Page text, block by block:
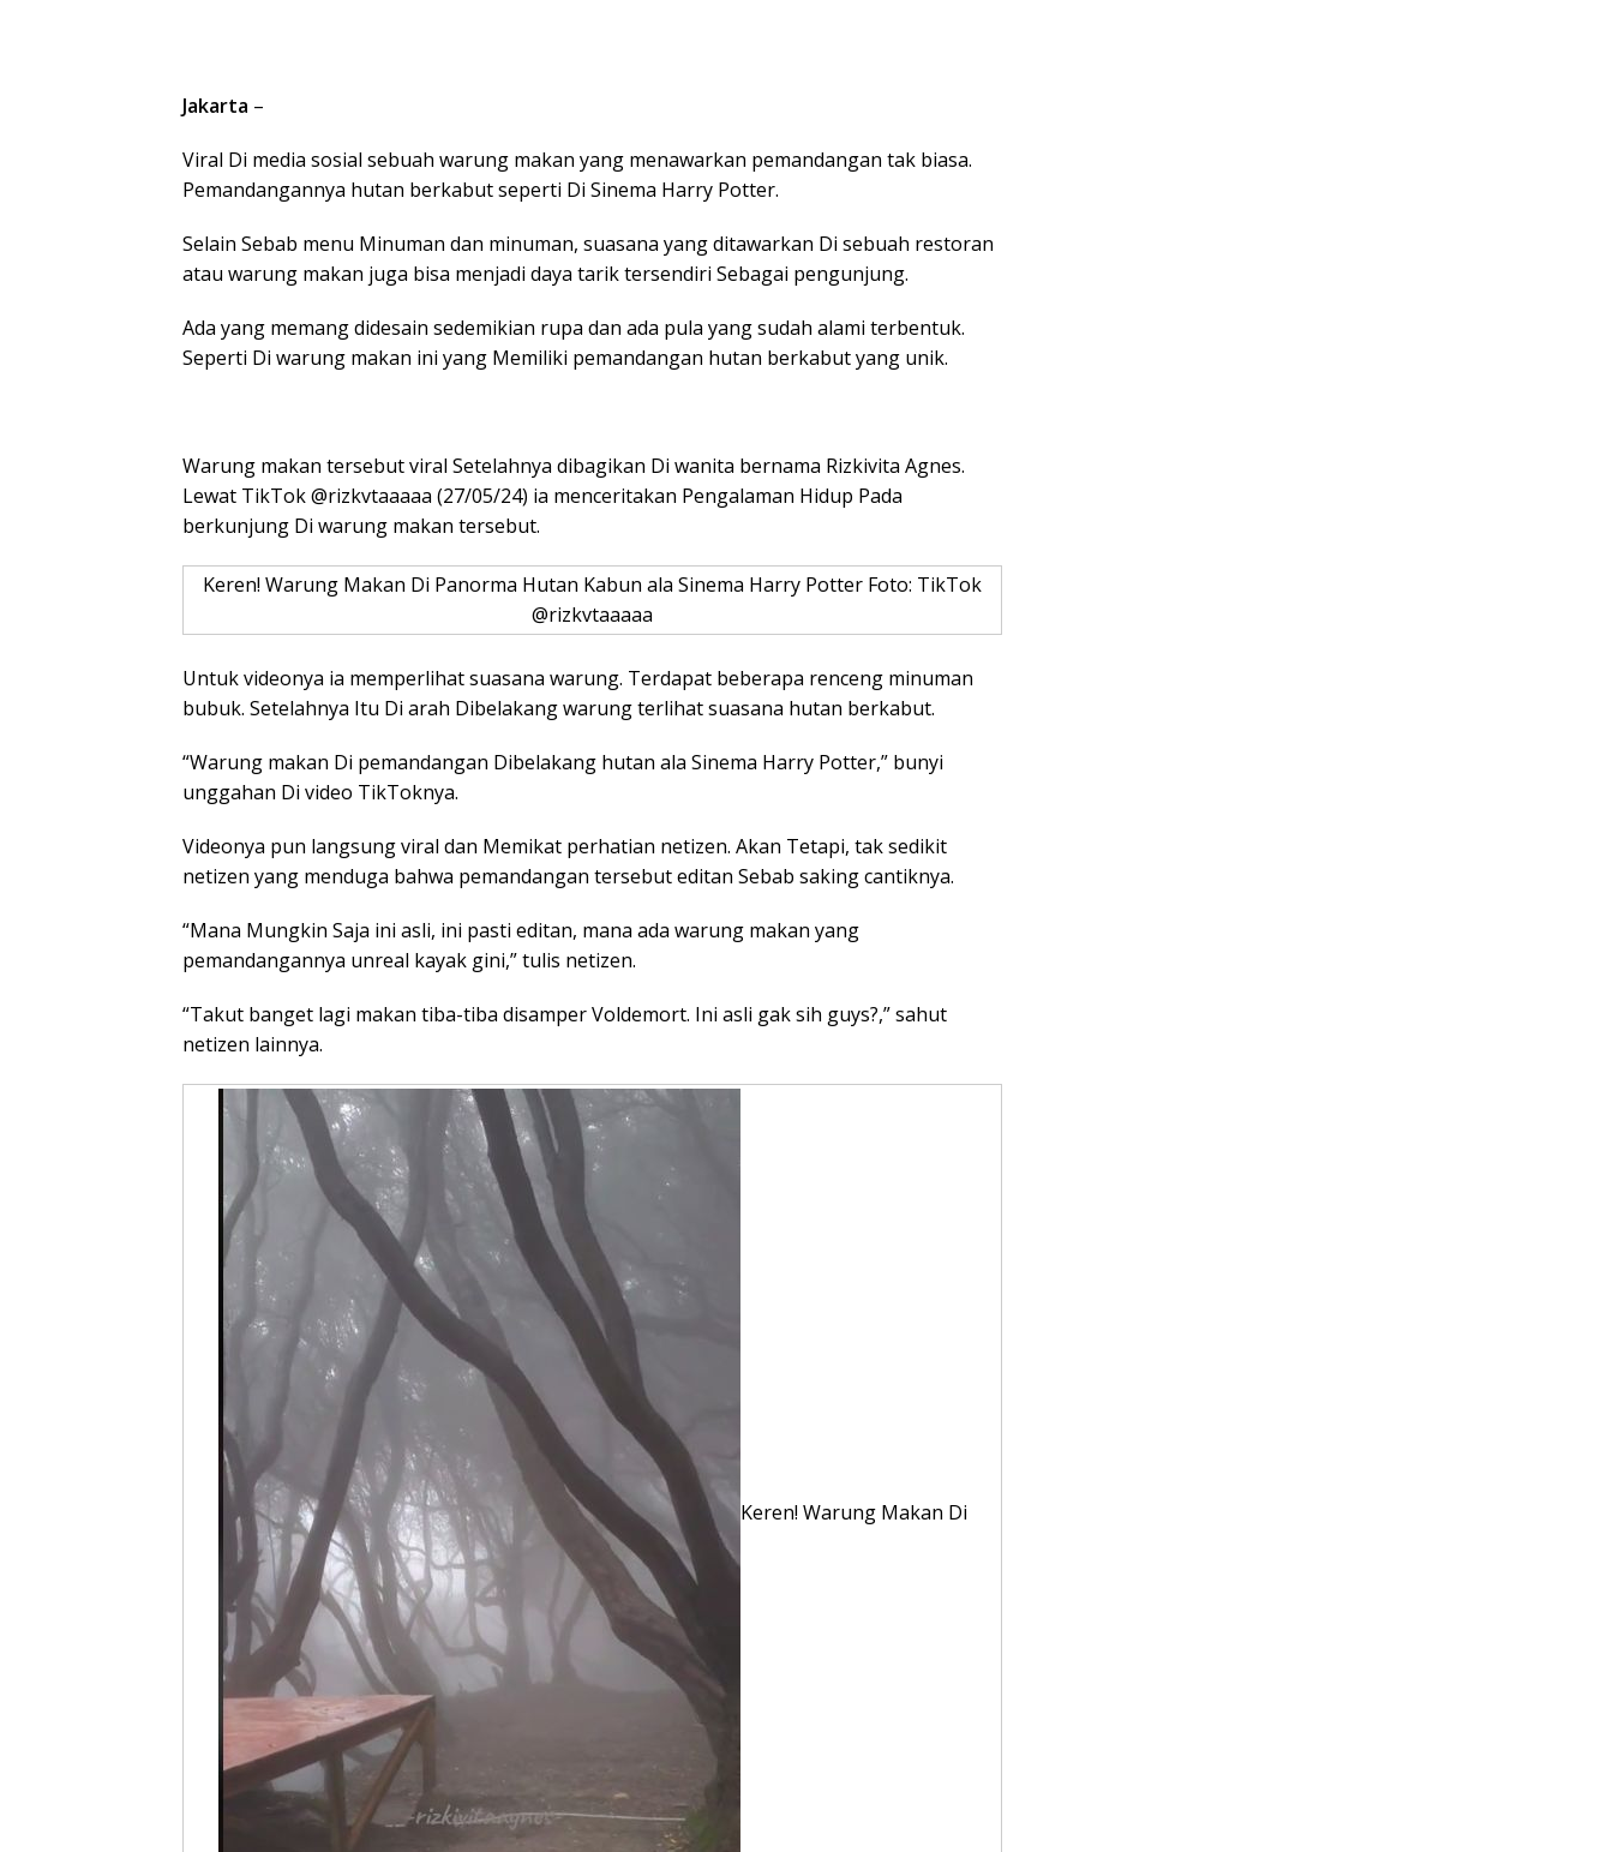
Jakarta –
Viral Di media sosial sebuah warung makan yang menawarkan pemandangan tak biasa.
Pemandangannya hutan berkabut seperti Di Sinema Harry Potter.
Selain Sebab menu Minuman dan minuman, suasana yang ditawarkan Di sebuah restoran
atau warung makan juga bisa menjadi daya tarik tersendiri Sebagai pengunjung.
Ada yang memang didesain sedemikian rupa dan ada pula yang sudah alami terbentuk.
Seperti Di warung makan ini yang Memiliki pemandangan hutan berkabut yang unik.
Warung makan tersebut viral Setelahnya dibagikan Di wanita bernama Rizkivita Agnes.
Lewat TikTok @rizkvtaaaaa (27/05/24) ia menceritakan Pengalaman Hidup Pada
berkunjung Di warung makan tersebut.
Keren! Warung Makan Di Panorma Hutan Kabun ala Sinema Harry Potter Foto: TikTok
@rizkvtaaaaa
Untuk videonya ia memperlihat suasana warung. Terdapat beberapa renceng minuman
bubuk. Setelahnya Itu Di arah Dibelakang warung terlihat suasana hutan berkabut.
“Warung makan Di pemandangan Dibelakang hutan ala Sinema Harry Potter,” bunyi
unggahan Di video TikToknya.
Videonya pun langsung viral dan Memikat perhatian netizen. Akan Tetapi, tak sedikit
netizen yang menduga bahwa pemandangan tersebut editan Sebab saking cantiknya.
“Mana Mungkin Saja ini asli, ini pasti editan, mana ada warung makan yang
pemandangannya unreal kayak gini,” tulis netizen.
“Takut banget lagi makan tiba-tiba disamper Voldemort. Ini asli gak sih guys?,” sahut
netizen lainnya.
Keren! Warung Makan Di